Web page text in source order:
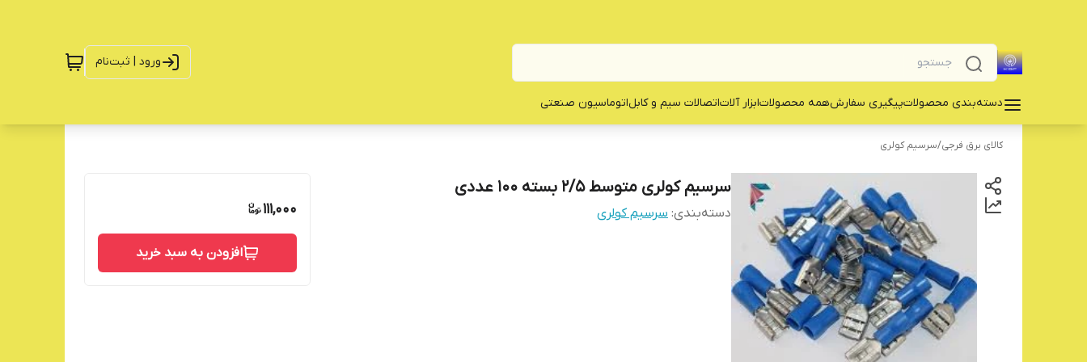
ورود | ثبت‌نام
دسته‌بندی محصولاتپیگیری سفارشهمه محصولات‌ابزار آلاتاتصالات سیم و کابلاتوماسیون صنعتی
کالای برق فرجی/سرسیم کولری
سرسیم کولری متوسط 2/5 بسته 100 عددی
دسته‌بندی: سرسیم کولری 111,000
افزودن به سبد خرید